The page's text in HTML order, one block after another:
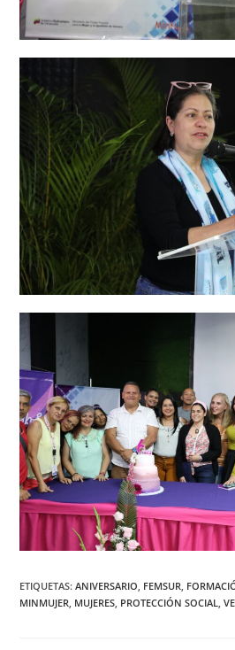
ETIQUETAS:ANIVERSARIO, FEMSUR,
MINMUJER, MUJERES, PROTECCIÓN SOCIAL,